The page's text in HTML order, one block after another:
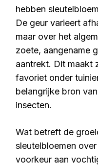
hebben
De geur varieert
maar over het
zoete, aangename
aantrekt. Dit maakt
favoriet onder
belangrijke bron
insecten.
Wat betreft de
sleutelbloemen
voorkeur aan